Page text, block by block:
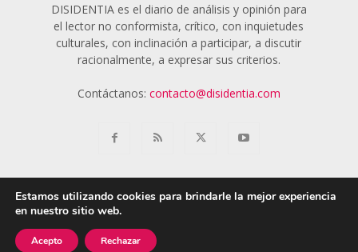
DISIDENTIA es el diario de análisis y opinión para
el lector no conformista, crítico, con inquietudes
culturales, con inclinación a participar, a discutir
racionalmente, a expresar sus criterios.
Contáctanos: contacto@disidentia.com
© 2018 - 2024 Disidentia
Estamos utilizando cookies para brindarle la mejor experiencia
en nuestro sitio web.
Acepto Rechazar